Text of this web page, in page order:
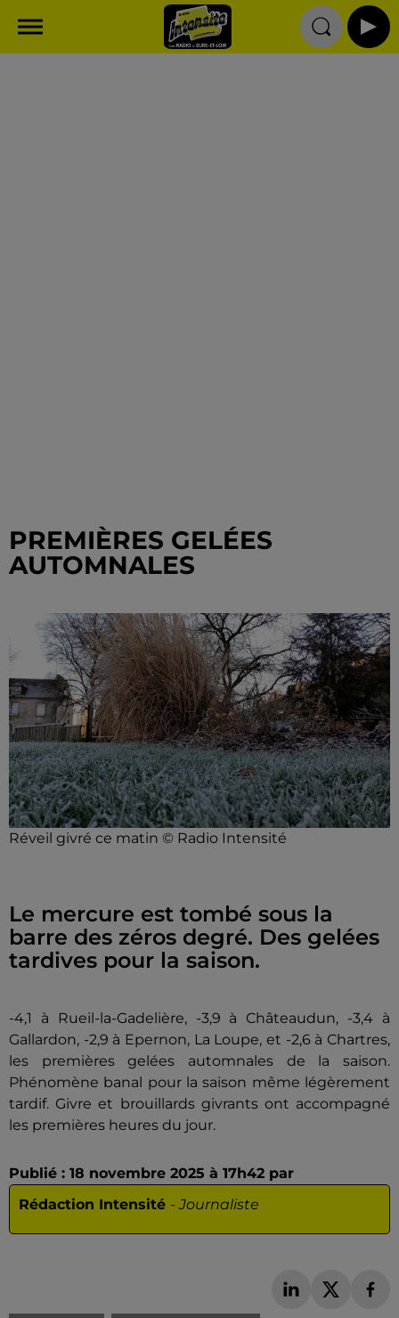
PREMIÈRES GELÉES
AUTOMNALES
Réveil givré ce matin © Radio Intensité
Le mercure est tombé sous la
barre des zéros degré. Des gelées
tardives pour la saison.
-4,1 à Rueil-la-Gadelière, -3,9 à Châteaudun, -3,4 à
Gallardon, -2,9 à Epernon, La Loupe, et -2,6 à Chartres,
les premières gelées automnales de la saison.
Phénomène banal pour la saison même légèrement
tardif. Givre et brouillards givrants ont accompagné
les premières heures du jour.
Publié : 18 novembre 2025 à 17h42 par
Rédaction Intensité -Journaliste